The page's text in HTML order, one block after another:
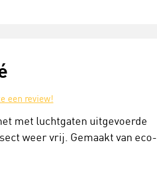
een review!
met luchtgaten uitgevoerde
weer vrij. Gemaakt van eco-